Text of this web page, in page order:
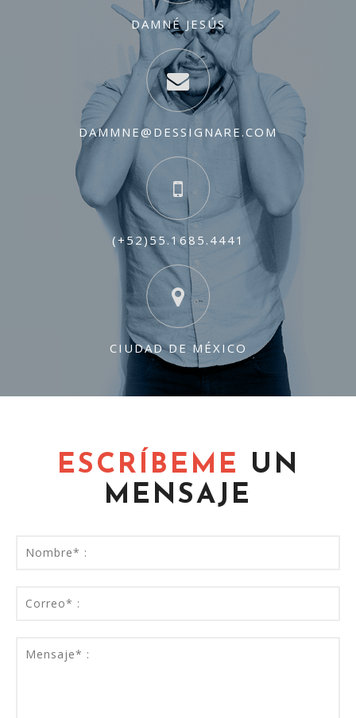
DAMNÉ JESÚS
DAMMNE@DESSIGNARE.COM
(+52)55.1685.4441
CIUDAD DE MÉXICO
ESCRÍBEME UN
MENSAJE